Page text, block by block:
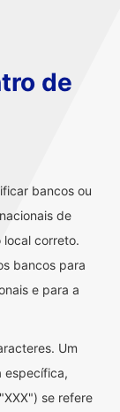
de
bancos ou
de
local correto.
bancos para
e para a
Um
específica,
se refere